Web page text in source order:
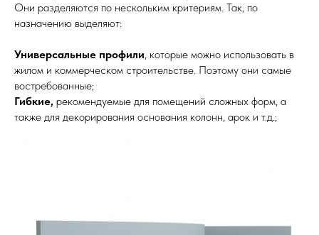
Они разделяются по нескольким критериям. Так, по
назначению выделяют:
Универсальные профили, которые можно использовать в
жилом и коммерческом строительстве. Поэтому они самые
востребованные;
Гибкие, рекомендуемые для помещений сложных форм, а
также для декорирования основания колонн, арок и т.д.;